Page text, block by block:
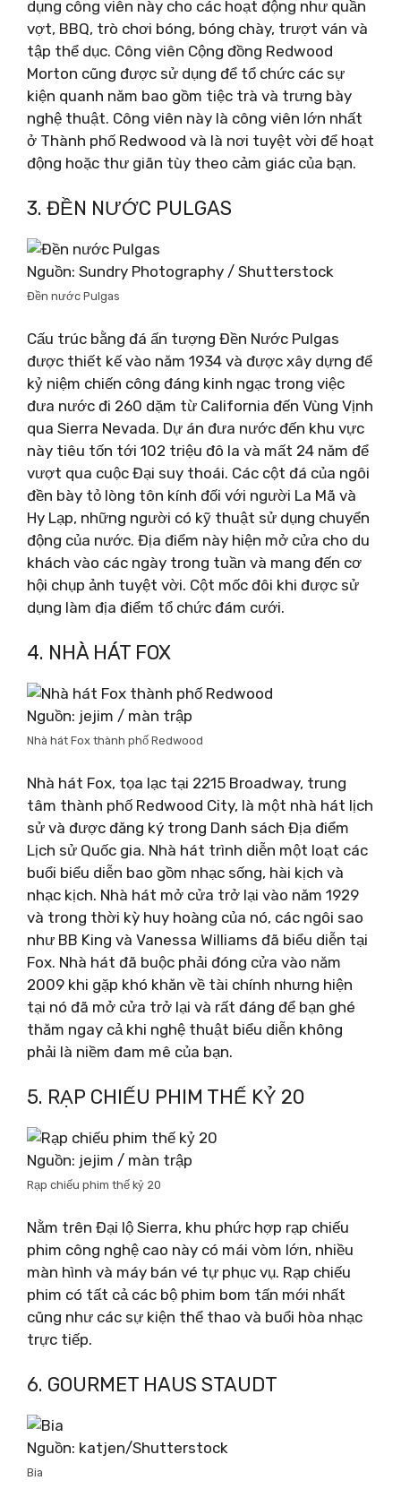
dụng công viên này cho các hoạt động như quần
vợt, BBQ, trò chơi bóng, bóng chày, trượt ván và
tập thể dục. Công viên Cộng đồng Redwood
Morton cũng được sử dụng để tổ chức các sự
kiện quanh năm bao gồm tiệc trà và trưng bày
nghệ thuật. Công viên này là công viên lớn nhất
ở Thành phố Redwood và là nơi tuyệt vời để hoạt
động hoặc thư giãn tùy theo cảm giác của bạn.
3. ĐỀN NƯỚC PULGAS
Nguồn: Sundry Photography / Shutterstock
Đền nước Pulgas
Cấu trúc bằng đá ấn tượng Đền Nước Pulgas
được thiết kế vào năm 1934 và được xây dựng để
kỷ niệm chiến công đáng kinh ngạc trong việc
đưa nước đi 260 dặm từ California đến Vùng Vịnh
qua Sierra Nevada. Dự án đưa nước đến khu vực
này tiêu tốn tới 102 triệu đô la và mất 24 năm để
vượt qua cuộc Đại suy thoái. Các cột đá của ngôi
đền bày tỏ lòng tôn kính đối với người La Mã và
Hy Lạp, những người có kỹ thuật sử dụng chuyển
động của nước. Địa điểm này hiện mở cửa cho du
khách vào các ngày trong tuần và mang đến cơ
hội chụp ảnh tuyệt vời. Cột mốc đôi khi được sử
dụng làm địa điểm tổ chức đám cưới.
4. NHÀ HÁT FOX
Nguồn: jejim / màn trập
Nhà hát Fox thành phố Redwood
Nhà hát Fox, tọa lạc tại 2215 Broadway, trung
tâm thành phố Redwood City, là một nhà hát lịch
sử và được đăng ký trong Danh sách Địa điểm
Lịch sử Quốc gia. Nhà hát trình diễn một loạt các
buổi biểu diễn bao gồm nhạc sống, hài kịch và
nhạc kịch. Nhà hát mở cửa trở lại vào năm 1929
và trong thời kỳ huy hoàng của nó, các ngôi sao
như BB King và Vanessa Williams đã biểu diễn tại
Fox. Nhà hát đã buộc phải đóng cửa vào năm
2009 khi gặp khó khăn về tài chính nhưng hiện
tại nó đã mở cửa trở lại và rất đáng để bạn ghé
thăm ngay cả khi nghệ thuật biểu diễn không
phải là niềm đam mê của bạn.
5. RẠP CHIẾU PHIM THẾ KỶ 20
Nguồn: jejim / màn trập
Rạp chiếu phim thế kỷ 20
Nằm trên Đại lộ Sierra, khu phức hợp rạp chiếu
phim công nghệ cao này có mái vòm lớn, nhiều
màn hình và máy bán vé tự phục vụ. Rạp chiếu
phim có tất cả các bộ phim bom tấn mới nhất
cũng như các sự kiện thể thao và buổi hòa nhạc
trực tiếp.
6. GOURMET HAUS STAUDT
Nguồn: katjen/Shutterstock
Bia